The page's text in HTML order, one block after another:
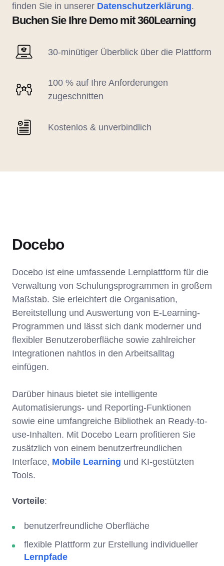
Buchen Sie Ihre Demo mit 360Learning
30-minütiger Überblick über die Plattform
100 % auf Ihre Anforderungen
zugeschnitten
Kostenlos & unverbindlich
finden Sie in unserer Datenschutzerklärung.
Docebo
Docebo ist eine umfassende Lernplattform für die
Verwaltung von Schulungsprogrammen in großem
Maßstab. Sie erleichtert die Organisation,
Bereitstellung und Auswertung von E-Learning-
Programmen und lässt sich dank moderner und
flexibler Benutzeroberfläche sowie zahlreicher
Integrationen nahtlos in den Arbeitsalltag
einfügen.
Darüber hinaus bietet sie intelligente
Automatisierungs- und Reporting-Funktionen
sowie eine umfangreiche Bibliothek an Ready-to-
use-Inhalten. Mit Docebo Learn profitieren Sie
zusätzlich von einem benutzerfreundlichen
Interface, Mobile Learning und KI-gestützten
Tools.
Vorteile:
benutzerfreundliche Oberfläche
flexible Plattform zur Erstellung individueller
Lernpfade